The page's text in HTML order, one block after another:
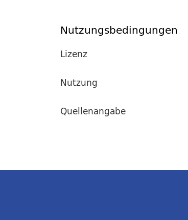
Nutzungsbedingungen
Lizenz
Nutzung
Quellenangabe